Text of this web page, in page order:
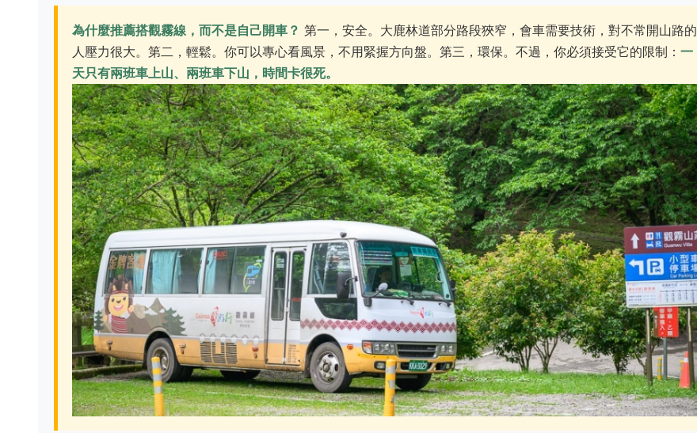
為什麼推薦搭觀霧線，而不是自己開車？ 第一，安全。大鹿林道部分路段狹窄，會車需要技術，對不常開山路的
人壓力很大。第二，輕鬆。你可以專心看風景，不用緊握方向盤。第三，環保。不過，你必須接受它的限制： 一
天只有兩班車上山、兩班車下山，時間卡很死。